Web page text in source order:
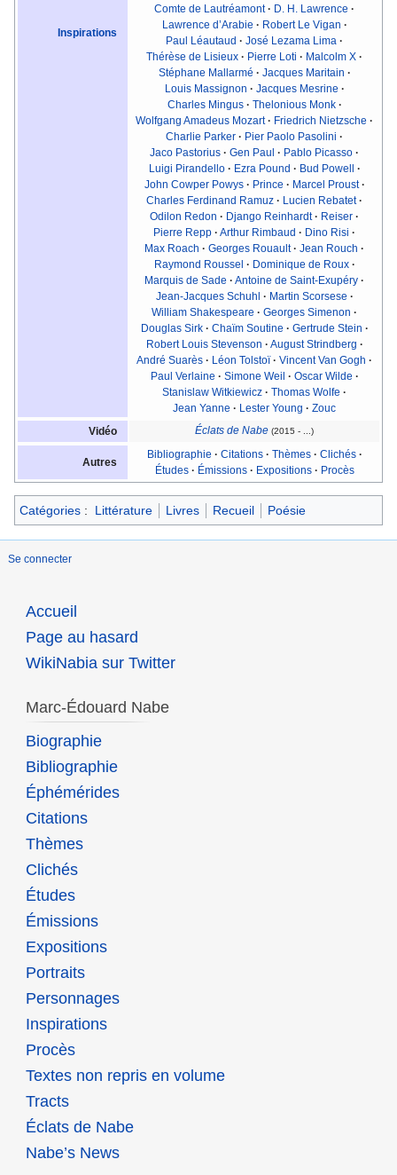
Inspirations
Comte de Lautréamont · D. H. Lawrence ·
Lawrence d’Arabie · Robert Le Vigan ·
Paul Léautaud · José Lezama Lima ·
Thérèse de Lisieux · Pierre Loti · Malcolm X ·
Stéphane Mallarmé · Jacques Maritain ·
Louis Massignon · Jacques Mesrine ·
Charles Mingus · Thelonious Monk ·
Wolfgang Amadeus Mozart · Friedrich Nietzsche ·
Charlie Parker · Pier Paolo Pasolini ·
Jaco Pastorius · Gen Paul · Pablo Picasso ·
Luigi Pirandello · Ezra Pound · Bud Powell ·
John Cowper Powys · Prince · Marcel Proust ·
Charles Ferdinand Ramuz · Lucien Rebatet ·
Odilon Redon · Django Reinhardt · Reiser ·
Pierre Repp · Arthur Rimbaud · Dino Risi ·
Max Roach · Georges Rouault · Jean Rouch ·
Raymond Roussel · Dominique de Roux ·
Marquis de Sade · Antoine de Saint-Exupéry ·
Jean-Jacques Schuhl · Martin Scorsese ·
William Shakespeare · Georges Simenon ·
Douglas Sirk · Chaïm Soutine · Gertrude Stein ·
Robert Louis Stevenson · August Strindberg ·
André Suarès · Léon Tolstoï · Vincent Van Gogh ·
Paul Verlaine · Simone Weil · Oscar Wilde ·
Stanislaw Witkiewicz · Thomas Wolfe ·
Jean Yanne · Lester Young · Zouc
Vidéo
Éclats de Nabe (2015 - ...)
Autres
Bibliographie · Citations · Thèmes · Clichés ·
Études · Émissions · Expositions · Procès
Catégories : Littérature Livres Recueil Poésie
Se connecter
Accueil
Page au hasard
WikiNabia sur Twitter
Marc-Édouard Nabe
Biographie
Bibliographie
Éphémérides
Citations
Thèmes
Clichés
Études
Émissions
Expositions
Portraits
Personnages
Inspirations
Procès
Textes non repris en volume
Tracts
Éclats de Nabe
Nabe’s News